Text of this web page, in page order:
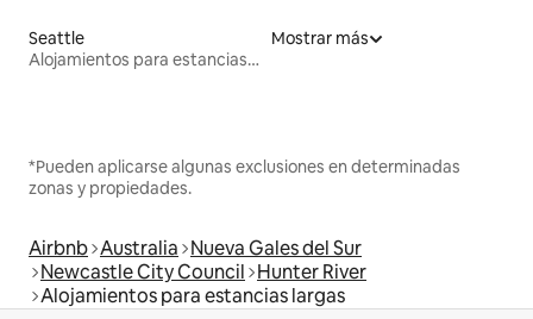
Seattle
Alojamientos para estancias largas
Mostrar más
*Pueden aplicarse algunas exclusiones en determinadas
zonas y propiedades.
Airbnb Australia Nueva Gales del Sur
Newcastle City Council Hunter River
Alojamientos para estancias largas